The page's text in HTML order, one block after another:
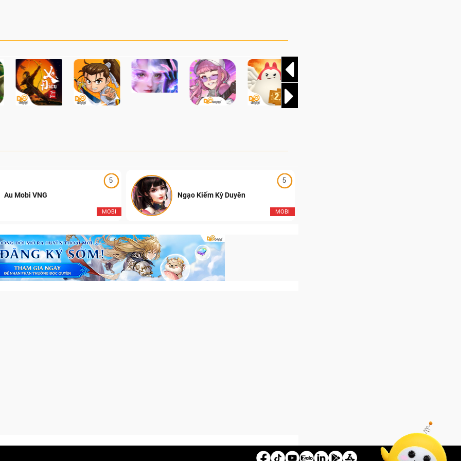
người chơi trên toàn thế giới.
Tây Hồ (Hà Nội) và trận Chung kết vô cùng
Falcons, đánh dấu sự kết thúc một trong
những mùa giải hấp dẫn và kịch tính nhất
của Đột Kích Việt Nam.
5
MOBI
Au Mobi VNG
5
MOBI
Ngạo Kiếm Kỳ Duyên